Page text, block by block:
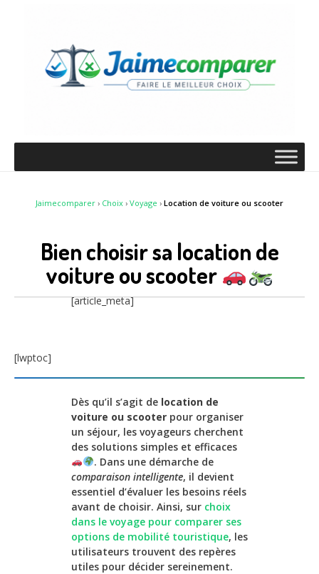
Jaimecomparer › Choix › Voyage › Location de voiture ou scooter
Bien choisir sa location de
voiture ou scooter
[article_meta]
[lwptoc]
Dès qu’il s’agit de location de
voiture ou scooter pour organiser
un séjour, les voyageurs cherchent
des solutions simples et efficaces
. Dans une démarche de
comparaison intelligente, il devient
essentiel d’évaluer les besoins réels
avant de choisir. Ainsi, sur choix
dans le voyage pour comparer ses
options de mobilité touristique, les
utilisateurs trouvent des repères
utiles pour décider sereinement.